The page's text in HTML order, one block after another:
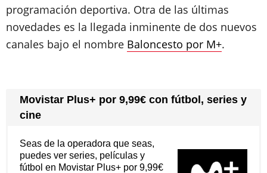
programación deportiva. Otra de las últimas
novedades es la llegada inminente de dos nuevos
canales bajo el nombre Baloncesto por M+.
Movistar Plus+ por 9,99€ con fútbol, series y
cine
Seas de la operadora que seas,
puedes ver series, películas y
fútbol en Movistar Plus+ por 9,99€